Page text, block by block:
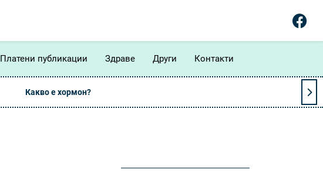
Платени публикации Здраве Други Контакти
Какво е хормон?